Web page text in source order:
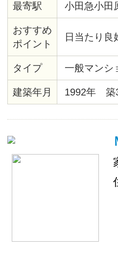
最寄駅 小田急小
おすすめ
ポイント
日当たり良
タイプ 一般マンシ
建築年月 1992年 築